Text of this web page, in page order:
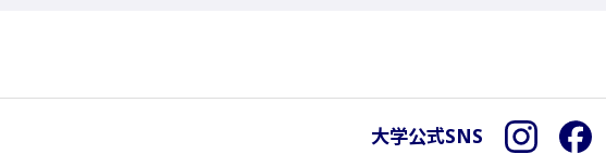
大学公式SNS Instagram